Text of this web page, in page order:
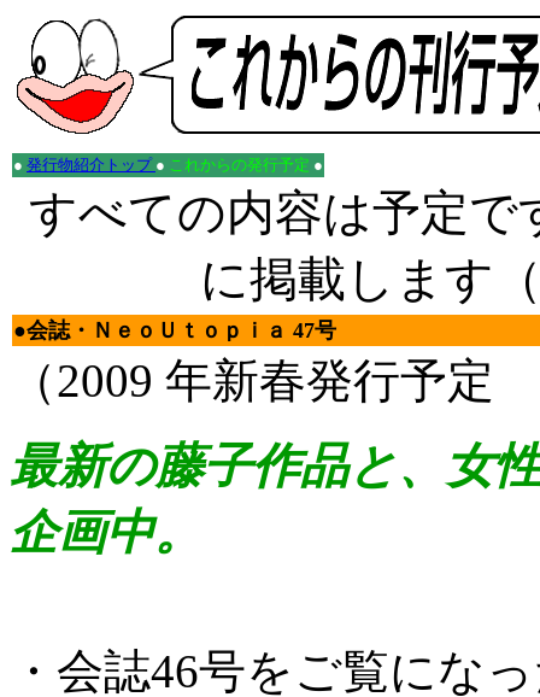
● 発行物紹介トップ ● これからの発行予定 ●
すべての内容は予定で
に掲載します
●会誌・ＮｅｏＵｔｏｐｉａ 47号
（2009 年新春発行予
最新の藤子作品と、女
企画中。
・会誌46号をご覧にな